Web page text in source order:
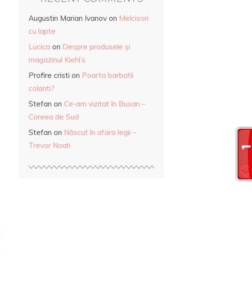
Augustin Marian Ivanov on Melcisori
cu lapte
Lucica on Despre produsele și
magazinul Kiehl’s
Profire cristi on Poarta barbatii
colanti?
Stefan on Ce-am vizitat în Busan –
Coreea de Sud
Stefan on Născut în afara legii –
Trevor Noah